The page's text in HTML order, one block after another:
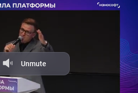
видеоплатформа и оборудование
для стриминга, хостинга и
клиентов 24×7.
Unmute